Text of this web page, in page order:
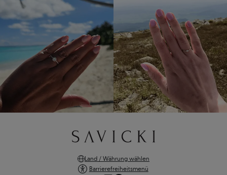
Land / Währung wählen
Barrierefreiheitsmenü